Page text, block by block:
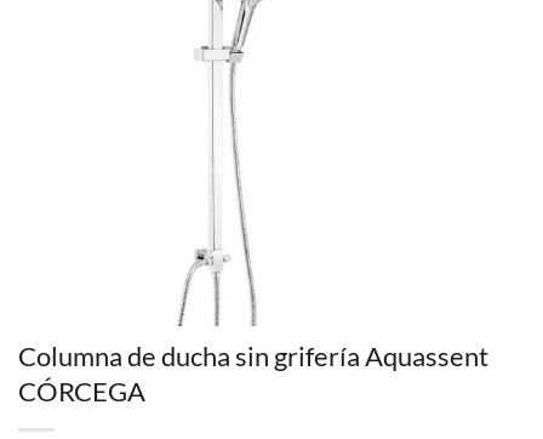
Columna de ducha sin grifería Aquassent
CÓRCEGA